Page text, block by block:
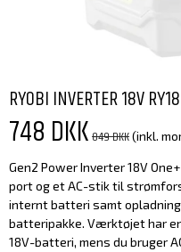
RYOBI INVERTER 18V
748 DKK849 DKK(inkl.
Gen2 Power Inverter 18V
port og et AC-stik til
internt batteri samt
batteripakke. Værktøjet har
18V-batteri, mens du bruger